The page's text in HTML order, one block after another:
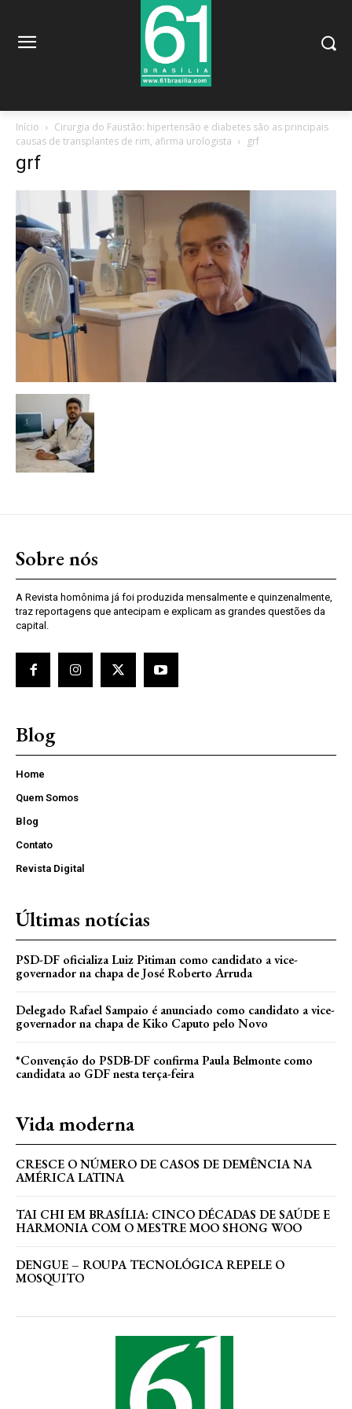
Início
Cirurgia do Faustão: hipertensão e diabetes são as principais
causas de transplantes de rim, afirma urologista
grf
grf
Sobre nós
A Revista homônima já foi produzida mensalmente e quinzenalmente,
traz reportagens que antecipam e explicam as grandes questões da
capital.
Blog
Home
Quem Somos
Blog
Contato
Revista Digital
Últimas notícias
PSD-DF oficializa Luiz Pitiman como candidato a vice-
governador na chapa de José Roberto Arruda
Delegado Rafael Sampaio é anunciado como candidato a vice-
governador na chapa de Kiko Caputo pelo Novo
*Convenção do PSDB-DF confirma Paula Belmonte como
candidata ao GDF nesta terça-feira
Vida moderna
CRESCE O NÚMERO DE CASOS DE DEMÊNCIA NA
AMÉRICA LATINA
TAI CHI EM BRASÍLIA: CINCO DÉCADAS DE SAÚDE E
HARMONIA COM O MESTRE MOO SHONG WOO
DENGUE – ROUPA TECNOLÓGICA REPELE O
MOSQUITO